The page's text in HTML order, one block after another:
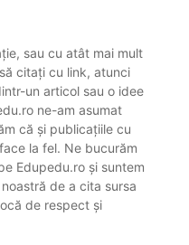
sau cu atât mai mult
citați cu link, atunci
un articol sau o idee
ne-am asumat
că și publicațiile cu
la fel. Ne bucurăm
Edupedu.ro și suntem
de a cita sursa
de respect și